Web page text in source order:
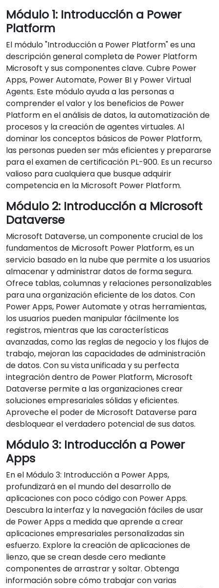
Módulo 1: Introducción a Power
Platform
El módulo "Introducción a Power Platform" es una
descripción general completa de Power Platform
Microsoft y sus componentes clave. Cubre Power
Apps, Power Automate, Power BI y Power Virtual
Agents. Este módulo ayuda a las personas a
comprender el valor y los beneficios de Power
Platform en el análisis de datos, la automatización de
procesos y la creación de agentes virtuales. Al
dominar los conceptos básicos de Power Platform,
las personas pueden ser más eficientes y prepararse
para el examen de certificación PL-900. Es un recurso
valioso para cualquiera que busque adquirir
competencia en la Microsoft Power Platform.
Módulo 2: Introducción a Microsoft
Dataverse
Microsoft Dataverse, un componente crucial de los
fundamentos de Microsoft Power Platform, es un
servicio basado en la nube que permite a los usuarios
almacenar y administrar datos de forma segura.
Ofrece tablas, columnas y relaciones personalizables
para una organización eficiente de los datos. Con
Power Apps, Power Automate y otras herramientas,
los usuarios pueden manipular fácilmente los
registros, mientras que las características
avanzadas, como las reglas de negocio y los flujos de
trabajo, mejoran las capacidades de administración
de datos. Con su vista unificada y su perfecta
integración dentro de Power Platform, Microsoft
Dataverse permite a las organizaciones crear
soluciones empresariales sólidas y eficientes.
Aproveche el poder de Microsoft Dataverse para
desbloquear el verdadero potencial de sus datos.
Módulo 3: Introducción a Power
Apps
En el Módulo 3: Introducción a Power Apps,
profundizará en el mundo del desarrollo de
aplicaciones con poco código con Power Apps.
Descubra la interfaz y la navegación fáciles de usar
de Power Apps a medida que aprende a crear
aplicaciones empresariales personalizadas sin
esfuerzo. Explore la creación de aplicaciones de
lienzo, que se crean desde cero mediante
componentes de arrastrar y soltar. Obtenga
información sobre cómo trabajar con varias